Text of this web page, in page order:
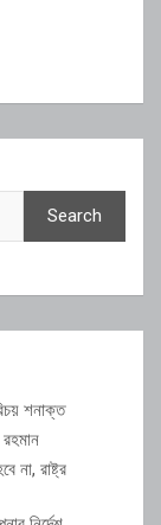
Search
শনাক্ত
না, রাষ্ট্র